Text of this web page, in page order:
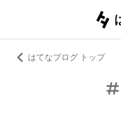
はてなブログ トップ